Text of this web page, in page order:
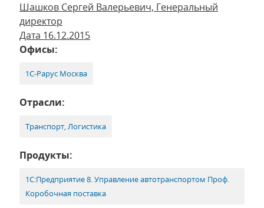
Шашков Сергей Валерьевич, Генеральный
директор
Дата 16.12.2015
Офисы:
1С-Рарус Москва
Отрасли:
Транспорт, Логистика
Продукты:
1С:Предприятие 8. Управление автотранспортом Проф.
Коробочная поставка